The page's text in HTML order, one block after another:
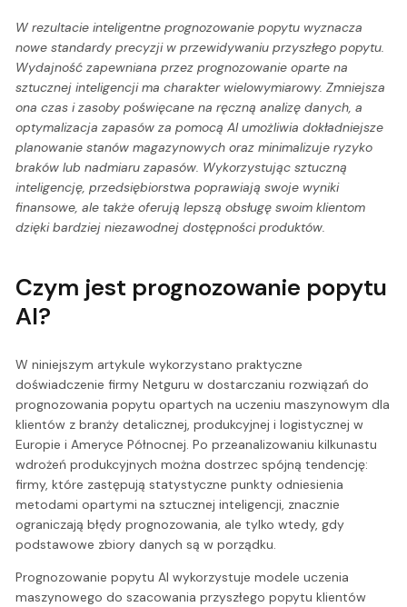
W rezultacie inteligentne prognozowanie popytu wyznacza
nowe standardy precyzji w przewidywaniu przyszłego popytu.
Wydajność zapewniana przez prognozowanie oparte na
sztucznej inteligencji ma charakter wielowymiarowy. Zmniejsza
ona czas i zasoby poświęcane na ręczną analizę danych, a
optymalizacja zapasów za pomocą AI umożliwia dokładniejsze
planowanie stanów magazynowych oraz minimalizuje ryzyko
braków lub nadmiaru zapasów. Wykorzystując sztuczną
inteligencję, przedsiębiorstwa poprawiają swoje wyniki
finansowe, ale także oferują lepszą obsługę swoim klientom
dzięki bardziej niezawodnej dostępności produktów.
Czym jest prognozowanie popytu
AI?
W niniejszym artykule wykorzystano praktyczne
doświadczenie firmy Netguru w dostarczaniu rozwiązań do
prognozowania popytu opartych na uczeniu maszynowym dla
klientów z branży detalicznej, produkcyjnej i logistycznej w
Europie i Ameryce Północnej. Po przeanalizowaniu kilkunastu
wdrożeń produkcyjnych można dostrzec spójną tendencję:
firmy, które zastępują statystyczne punkty odniesienia
metodami opartymi na sztucznej inteligencji, znacznie
ograniczają błędy prognozowania, ale tylko wtedy, gdy
podstawowe zbiory danych są w porządku.
Prognozowanie popytu AI wykorzystuje modele uczenia
maszynowego do szacowania przyszłego popytu klientów